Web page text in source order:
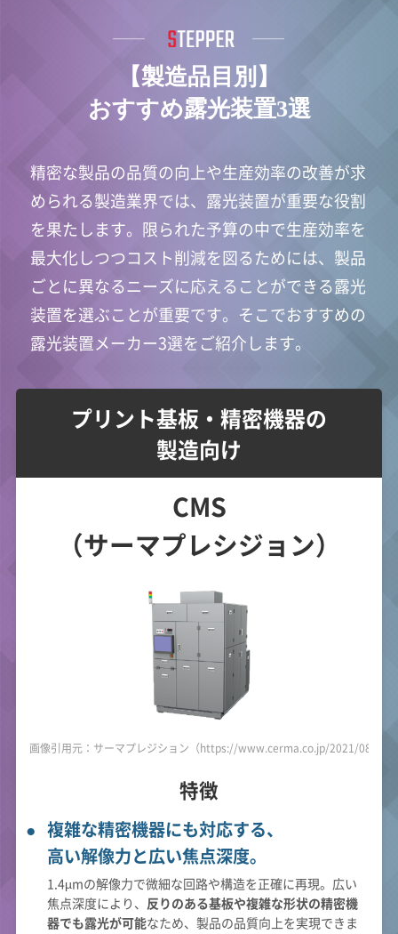
【製造品目別】
おすすめ露光装置3選
精密な製品の品質の向上や生産効率の改善が求
められる製造業界では、露光装置が重要な役割
を果たします。限られた予算の中で生産効率を
最大化しつつコスト削減を図るためには、製品
ごとに異なるニーズに応えることができる露光
装置を選ぶことが重要です。そこでおすすめの
露光装置メーカー3選をご紹介します。
プリント基板・精密機器の
製造向け
CMS
（サーマプレシジョン）
画像引用元：サーマプレジション（https://www.cerma.co.jp/2021/08/20/
特徴
複雑な精密機器にも対応する、
高い解像力と広い焦点深度。
1.4µmの解像力で微細な回路や構造を正確に再現。広い
焦点深度により、 反りのある基板や複雑な形状の精密機
器でも露光が可能なため、製品の品質向上を実現できま